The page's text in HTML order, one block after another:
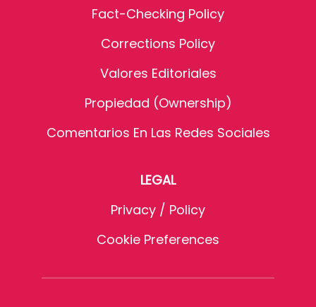
Fact-Checking Policy
Corrections Policy
Valores Editoriales
Propiedad (Ownership)
Comentarios En Las Redes Sociales
LEGAL
Privacy / Policy
Cookie Preferences